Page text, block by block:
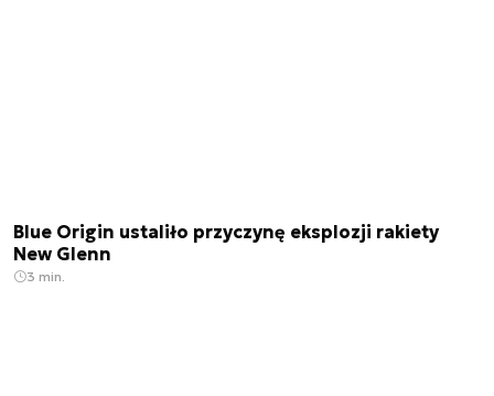
Blue Origin ustaliło przyczynę eksplozji rakiety
New Glenn
3 min.